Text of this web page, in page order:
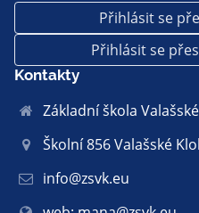
Přihlásit se
Přihlásit se
Kontakty
Základní škola
Školní 856 Valašské
info@zsvk.eu